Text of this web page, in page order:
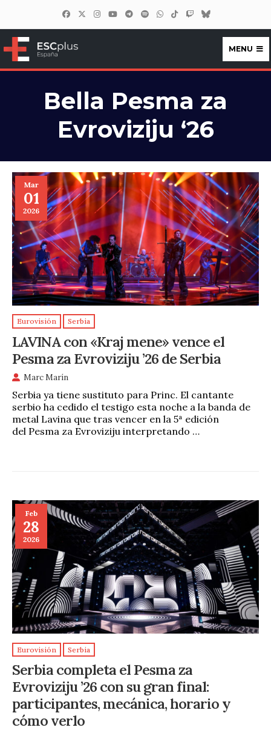
ESCplus España
MENU
Bella Pesma za
Evroviziju ‘26
Mar
01
2026
Eurovisión Serbia
LAVINA con «Kraj mene» vence el
Pesma za Evroviziju ’26 de Serbia
Marc Marín
Serbia ya tiene sustituto para Princ. El cantante
serbio ha cedido el testigo esta noche a la banda de
metal Lavina que tras vencer en la 5ª edición
del Pesma za Evroviziju interpretando …
Feb
28
2026
Eurovisión Serbia
Serbia completa el Pesma za
Evroviziju ’26 con su gran final:
participantes, mecánica, horario y
cómo verlo